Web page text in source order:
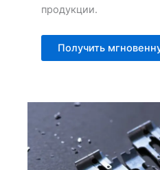
продукции.
Получить